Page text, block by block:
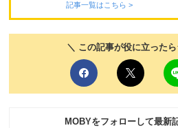
記事一覧はこちら >
＼ この記事が役に立った
MOBYをフォローして最新